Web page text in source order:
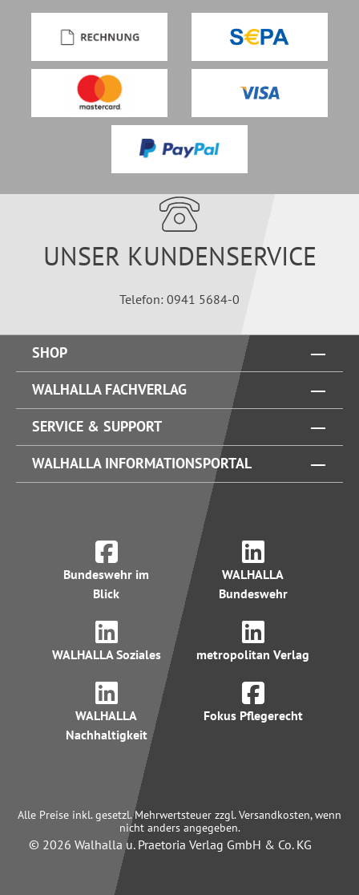
UNSER KUNDENSERVICE
Telefon: 0941 5684-0
SHOP
WALHALLA FACHVERLAG
SERVICE & SUPPORT
WALHALLA INFORMATIONSPORTAL
Bundeswehr im
Blick
WALHALLA
Bundeswehr
WALHALLA Soziales metropolitan Verlag
WALHALLA
Nachhaltigkeit
Fokus Pflegerecht
Alle Preise inkl. gesetzl. Mehrwertsteuer zzgl. Versandkosten, wenn
nicht anders angegeben.
© 2026 Walhalla u. Praetoria Verlag GmbH & Co. KG